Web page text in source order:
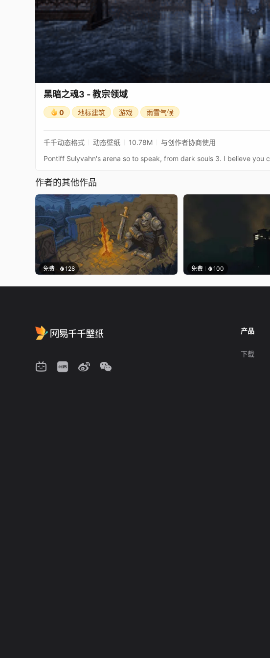
黑暗之魂3 - 教宗领域
0 地标建筑 游戏 雨雪气候
千千动态格式 动态壁纸 10.78M 与创作者协商使用
作者的其他作品
免费 128 免费 100
产品
下载